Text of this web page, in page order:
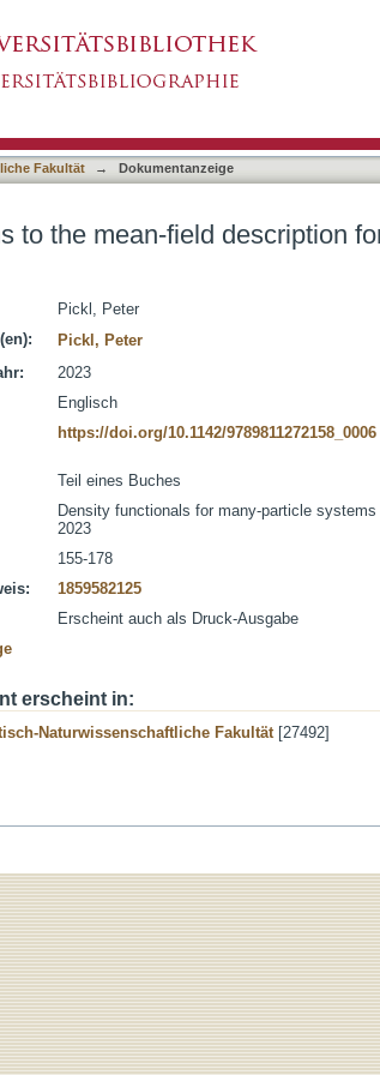
Fakultät → Dokumentanzeige
to the mean-field description
Pickl, Peter
Pickl, Peter
2023
Englisch
https://doi.org/10.1142/9789811272158_0006
Teil eines Buches
Density functionals for many-particle
2023
155-178
1859582125
Erscheint auch als Druck-Ausgabe
erscheint in:
Naturwissenschaftliche Fakultät[27492]